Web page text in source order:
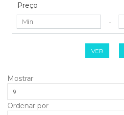
Preço
-
VER
Mostrar
9
Ordenar por